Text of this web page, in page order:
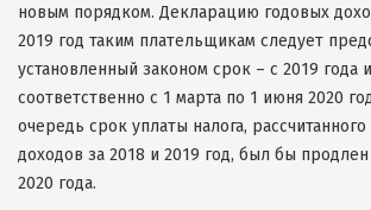
новым порядком. Декларацию годовых
2019 год таким плательщикам следует
установленный законом срок – с 2019 года
соответственно с 1 марта по 1 июня 2020
очередь срок уплаты налога,
доходов за 2018 и 2019 год, был бы
2020 года.